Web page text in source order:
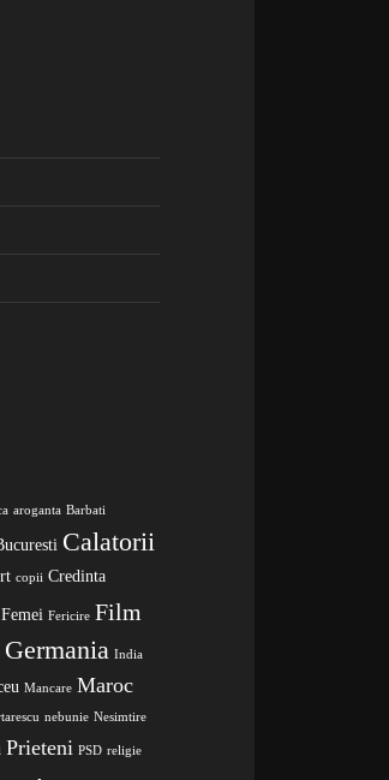
aroganta Barbati
Calatorii
copii Credinta
Femei Fericire Film
Germania India
Mancare Maroc
nebunie Nesimtire
Prieteni PSD religie